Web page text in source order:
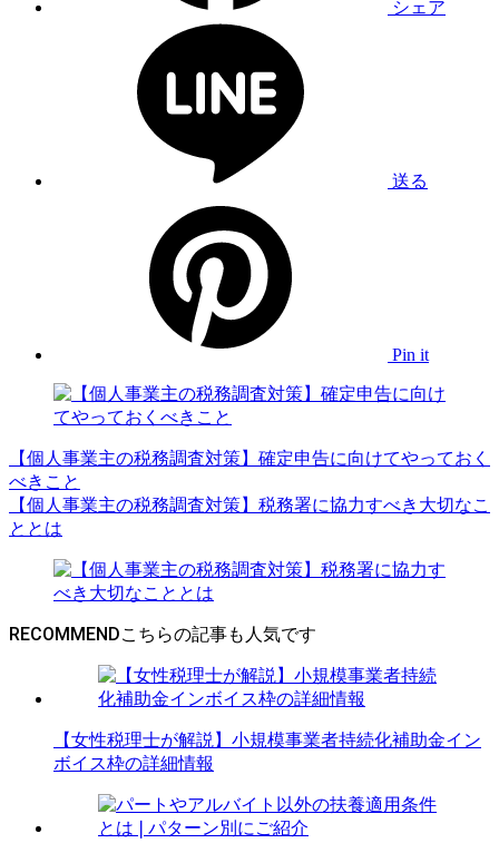
シェア
送る
Pin it
【個人事業主の税務調査対策】確定申告に向けてやっておく
べきこと
【個人事業主の税務調査対策】税務署に協力すべき大切なこ
ととは
RECOMMEND
【女性税理士が解説】小規模事業者持続化補助金イン
ボイス枠の詳細情報